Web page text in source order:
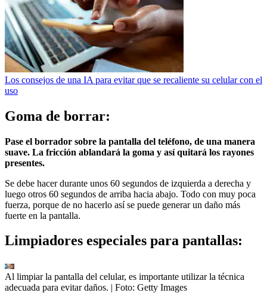
Los consejos de una IA para evitar que se recaliente su celular con el
uso
Goma de borrar:
Pase el borrador sobre la pantalla del teléfono, de una manera
suave. La fricción ablandará la goma y así quitará los rayones
presentes.
Se debe hacer durante unos 60 segundos de izquierda a derecha y
luego otros 60 segundos de arriba hacia abajo. Todo con muy poca
fuerza, porque de no hacerlo así se puede generar un daño más
fuerte en la pantalla.
Limpiadores especiales para pantallas:
Al limpiar la pantalla del celular, es importante utilizar la técnica
adecuada para evitar daños. | Foto: Getty Images